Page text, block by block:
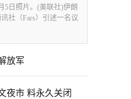
5日照片。(美联社)伊朗
社（Fars）引述一名议
放军
共的认知作战。（美联
夜市 料永久关闭